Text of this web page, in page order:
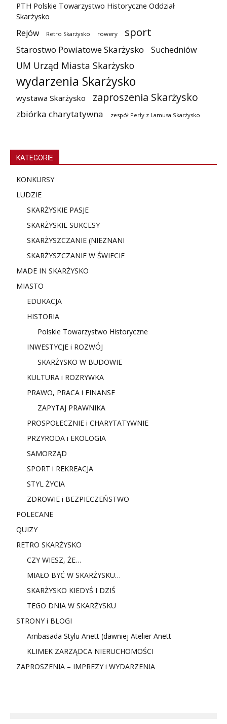
PTH Polskie Towarzystwo Historyczne Oddział
Skarżysko
Rejów Retro Skarżysko rowery sport
Starostwo Powiatowe Skarżysko Suchedniów
UM Urząd Miasta Skarżysko
wydarzenia Skarżysko
wystawa Skarżysko zaproszenia Skarżysko
zbiórka charytatywna zespół Perły z Lamusa Skarżysko
KATEGORIE
KONKURSY
LUDZIE
SKARŻYSKIE PASJE
SKARŻYSKIE SUKCESY
SKARŻYSZCZANIE (NIEZNANI
SKARŻYSZCZANIE W ŚWIECIE
MADE IN SKARŻYSKO
MIASTO
EDUKACJA
HISTORIA
Polskie Towarzystwo Historyczne
INWESTYCJE i ROZWÓJ
SKARŻYSKO W BUDOWIE
KULTURA i ROZRYWKA
PRAWO, PRACA i FINANSE
ZAPYTAJ PRAWNIKA
PROSPOŁECZNIE i CHARYTATYWNIE
PRZYRODA i EKOLOGIA
SAMORZĄD
SPORT i REKREACJA
STYL ŻYCIA
ZDROWIE i BEZPIECZEŃSTWO
POLECANE
QUIZY
RETRO SKARŻYSKO
CZY WIESZ, ŻE…
MIAŁO BYĆ W SKARŻYSKU…
SKARŻYSKO KIEDYŚ I DZIŚ
TEGO DNIA W SKARŻYSKU
STRONY i BLOGI
Ambasada Stylu Anett (dawniej Atelier Anett
KLIMEK ZARZĄDCA NIERUCHOMOŚCI
ZAPROSZENIA – IMPREZY i WYDARZENIA